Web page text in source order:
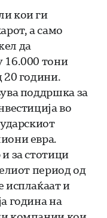
кои ги
а само
да
16.000 тони
20 години.
поддршка за
во
евра.
за стотици
период од
исплаќаат и
година на